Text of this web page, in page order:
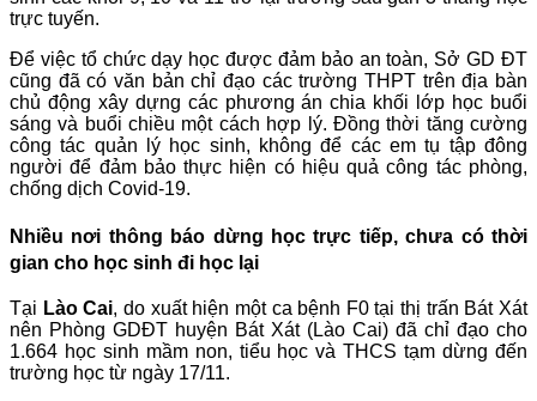
trực tuyến.
Để việc tổ chức dạy học được đảm bảo an toàn, Sở GD ĐT
cũng đã có văn bản chỉ đạo các trường THPT trên địa bàn
chủ động xây dựng các phương án chia khối lớp học buổi
sáng và buổi chiều một cách hợp lý. Đồng thời tăng cường
công tác quản lý học sinh, không để các em tụ tập đông
người để đảm bảo thực hiện có hiệu quả công tác phòng,
chống dịch Covid-19.
Nhiều nơi thông báo dừng học trực tiếp, chưa có thời
gian cho học sinh đi học lại
Tại Lào Cai, do xuất hiện một ca bệnh F0 tại thị trấn Bát Xát
nên Phòng GDĐT huyện Bát Xát (Lào Cai) đã chỉ đạo cho
1.664 học sinh mầm non, tiểu học và THCS tạm dừng đến
trường học từ ngày 17/11.